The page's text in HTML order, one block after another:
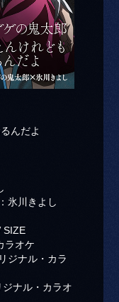
んだよ
氷川きよし
ラオケ
ジナル・カラ
ナル・カラオ